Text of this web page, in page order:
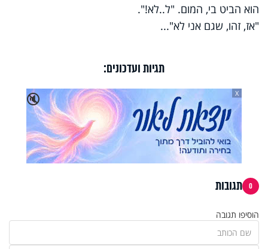
הוא הביט בי, המום. "ל..לא!".
"אז, זהו, שגם אני לא"...
תגיות ועדכונים:
🔇
X
0 תגובות
הוסיפו תגובה